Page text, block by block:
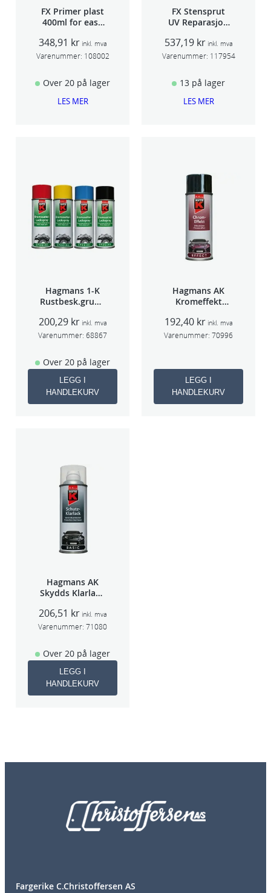
FX Primer plast
400ml for easy
TSP 030
348,91 kr inkl. mva
Varenummer: 108002
Over 20 på lager
LES MER
FX Stensprut
UV Reparasjon
537,19 kr inkl. mva
Varenummer: 117954
13 på lager
LES MER
Hagmans 1-K
Rustbesk.grunn
200,29 kr inkl. mva
Varenummer: 68867
Over 20 på lager
LEGG I
HANDLEKURV
Hagmans AK
Kromeffekt
192,40 kr inkl. mva
Varenummer: 70996
LEGG I
HANDLEKURV
Hagmans AK
Skydds Klarlakk
206,51 kr inkl. mva
Varenummer: 71080
Over 20 på lager
LEGG I
HANDLEKURV
Fargerike C.Christoffersen AS